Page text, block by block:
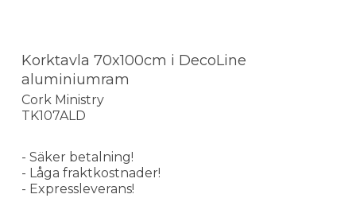
Korktavla 70x100cm i DecoLine
aluminiumram
Cork Ministry
TK107ALD
- Säker betalning!
- Låga fraktkostnader!
- Expressleverans!